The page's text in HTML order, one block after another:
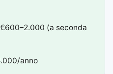
€600–2.000 (a seconda
anno